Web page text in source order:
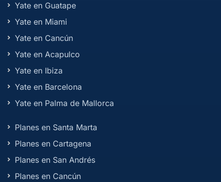
Yate en Guatape
Yate en Miami
Yate en Cancún
Yate en Acapulco
Yate en Ibiza
Yate en Barcelona
Yate en Palma de Mallorca
Planes en Santa Marta
Planes en Cartagena
Planes en San Andrés
Planes en Cancún